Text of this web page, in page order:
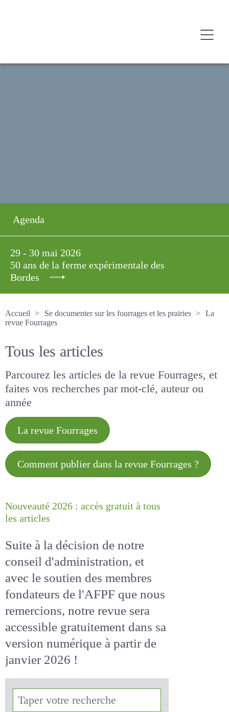
Agenda
29 - 30 mai 2026
50 ans de la ferme expérimentale des
Bordes
Accueil
Se documenter sur les fourrages et les prairies
La revue Fourrages
Tous les articles
Parcourez les articles de la revue Fourrages, et
faites vos recherches par mot-clé, auteur ou
année
La revue Fourrages
Comment publier dans la revue
Nouveauté 2026 : accès gratuit à
Suite à la décision de notre
conseil d'administration, et
avec le soutien des membres
fondateurs de l'AFPF que nous
remercions, notre revue sera
accessiblegratuitementdans
sa version numérique
de janvier 2026 !